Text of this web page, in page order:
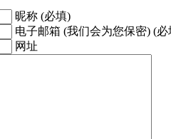
昵称 (必填)
电子邮箱 (我们会为您保密) (必
网址